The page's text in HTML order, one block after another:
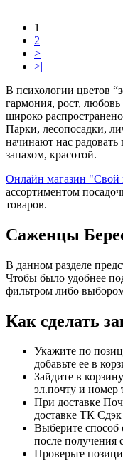
1
2
>
>|
В психологии цветов
гармония, рост,
широко
Парки, лесопосадки,
начинают нас
запахом, красотой.
Онлайн магазин "Свой
ассортиментом
товаров.
Саженцы
В данном разделе
Чтобы было удобнее
фильтром либо
Как сделать
Укажите по
добавьте ее в
Зайдите в
эл.почту и номер
При доставке
доставке ТК Сдэк
Выберите способ
после получения
Проверьте